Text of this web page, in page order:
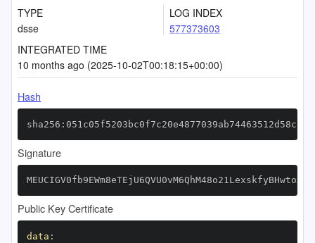
TYPE
dsse
LOG INDEX
577373603
INTEGRATED TIME
10 months ago (2025-10-02T00:18:15+00:00)
Hash
Signature
Public Key Certificate
data :